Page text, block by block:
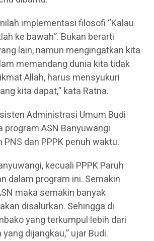
implementasi filosofi “Kalau
ke bawah”. Bukan berarti
lain, namun mengingatkan kita
memandang dunia kita tidak
Allah, harus mensyukuri
kita dapat,” kata Ratna.
Administrasi Umum Budi
program ASN Banyuwangi
dan PPPK penuh waktu.
kecuali PPPK Paruh
dalam program ini. Semakin
maka semakin banyak
disalurkan. Sehingga di
yang terkumpul lebih dari
dijangkau,” ujar Budi.